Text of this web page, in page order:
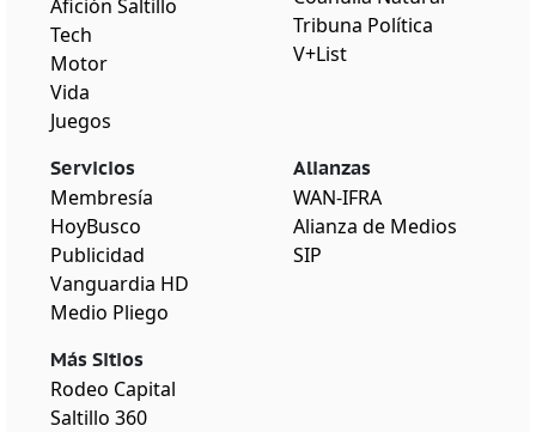
Afición Saltillo
Tech
Motor
Vida
Juegos
Tribuna Política
V+List
Servicios
Membresía
HoyBusco
Publicidad
Vanguardia HD
Medio Pliego
Más Sitios
Rodeo Capital
Saltillo 360
Alianzas
WAN-IFRA
Alianza de Medios
SIP